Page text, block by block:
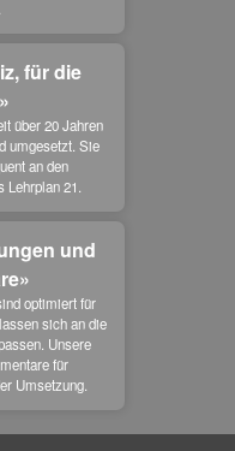
für die
über 20 Jahren
umgesetzt. Sie
an den
Lehrplan 21.
und
optimiert für
sich an die
Unsere
für
Umsetzung.